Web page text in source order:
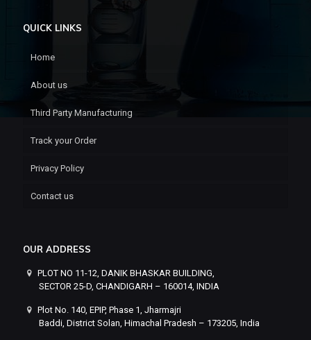
QUICK LINKS
Home
About us
Third Party Manufacturing
Track your Order
Privacy Policy
Contact us
OUR ADDRESS
PLOT NO 11-12, DANIK BHASKAR BUILDING,
SECTOR 25-D, CHANDIGARH – 160014, INDIA
Plot No. 140, EPIP, Phase 1, Jharmajri
Baddi, District Solan, Himachal Pradesh – 173205, India